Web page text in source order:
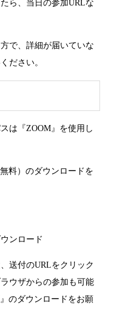
ら、当日の参加URLな
で、詳細が届いていな
ださい。
は『ZOOM』を使用し
料）のダウンロードを
ンロード
送付のURLをクリック
ウザからの参加も可能
のダウンロードをお願